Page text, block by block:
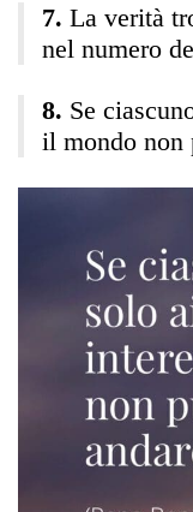
La verità
nel numero
Se
il mondo non